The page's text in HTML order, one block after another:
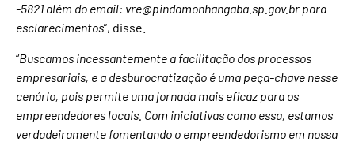
-5821 além do email: vre@pindamonhangaba.sp.gov.br para
esclarecimentos”, disse.
“Buscamos incessantemente a facilitação dos processos
empresariais, e a desburocratização é uma peça-chave nesse
cenário, pois permite uma jornada mais eficaz para os
empreendedores locais. Com iniciativas como essa, estamos
verdadeiramente fomentando o empreendedorismo em nossa